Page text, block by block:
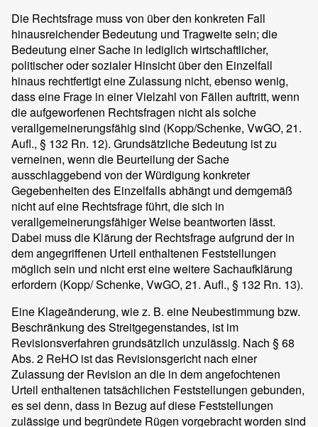
Die Rechtsfrage muss von über den konkreten Fall
hinausreichender Bedeutung und Tragweite sein; die
Bedeutung einer Sache in lediglich wirtschaftlicher,
politischer oder sozialer Hinsicht über den Einzelfall
hinaus rechtfertigt eine Zulassung nicht, ebenso wenig,
dass eine Frage in einer Vielzahl von Fällen auftritt, wenn
die aufgeworfenen Rechtsfragen nicht als solche
verallgemeinerungsfähig sind (Kopp/Schenke, VwGO, 21.
Aufl., § 132 Rn. 12). Grundsätzliche Bedeutung ist zu
verneinen, wenn die Beurteilung der Sache
ausschlaggebend von der Würdigung konkreter
Gegebenheiten des Einzelfalls abhängt und demgemäß
nicht auf eine Rechtsfrage führt, die sich in
verallgemeinerungsfähiger Weise beantworten lässt.
Dabei muss die Klärung der Rechtsfrage aufgrund der in
dem angegriffenen Urteil enthaltenen Feststellungen
möglich sein und nicht erst eine weitere Sachaufklärung
erfordern (Kopp/ Schenke, VwGO, 21. Aufl., § 132 Rn. 13).
Eine Klageänderung, wie z. B. eine Neubestimmung bzw.
Beschränkung des Streitgegenstandes, ist im
Revisionsverfahren grundsätzlich unzulässig. Nach § 68
Abs. 2 ReHO ist das Revisionsgericht nach einer
Zulassung der Revision an die in dem angefochtenen
Urteil enthaltenen tatsächlichen Feststellungen gebunden,
es sei denn, dass in Bezug auf diese Feststellungen
zulässige und begründete Rügen vorgebracht worden sind